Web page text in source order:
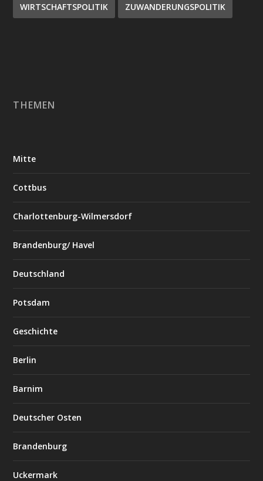
WIRTSCHAFTSPOLITIK ZUWANDERUNGSPOLITIK
THEMEN
Mitte
Cottbus
Charlottenburg-Wilmersdorf
Brandenburg/ Havel
Deutschland
Potsdam
Geschichte
Berlin
Barnim
Deutscher Osten
Brandenburg
Uckermark